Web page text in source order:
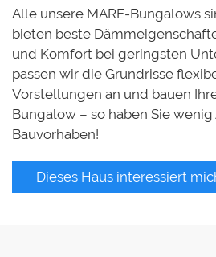
Alle unsere MARE-Bungalows
bieten beste
und Komfort bei geringsten
passen wir die Grundrisse
Vorstellungen an und bauen
Bungalow – so haben Sie
Bauvorhaben!
Dieses Haus interessiert